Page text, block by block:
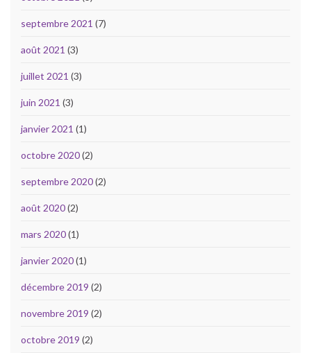
septembre 2021 (7)
août 2021 (3)
juillet 2021 (3)
juin 2021 (3)
janvier 2021 (1)
octobre 2020(2)
septembre 2020(2)
août 2020(2)
mars 2020(1)
janvier 2020(1)
décembre 2019 (2)
novembre 2019 (2)
octobre 2019 (2)